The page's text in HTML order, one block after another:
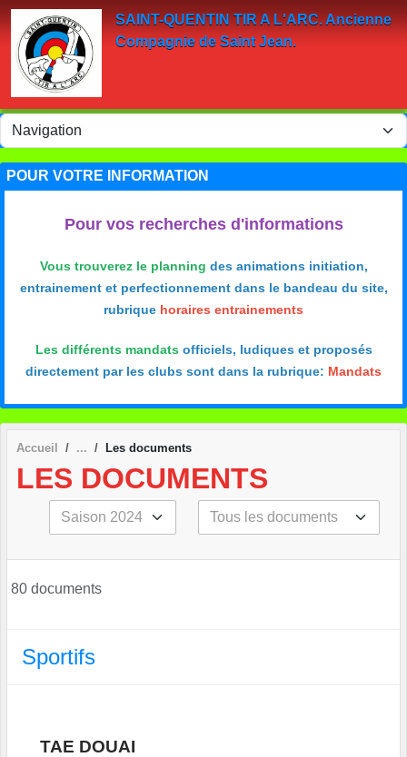
SAINT-QUENTIN TIR A L'ARC. Ancienne
Compagnie de Saint Jean.
Accueil Les documents
LES DOCUMENTS
80 documents
Sportifs
TAE DOUAI
POUR VOTRE INFORMATION
Pour vos recherches d'informations
Vous trouverez le planning des animations initiation,
entrainement et perfectionnement dans le bandeau du site,
rubrique horaires entrainements
Les différents mandatsofficiels, ludiques et proposés
directement par les clubs sont dans la rubrique: Mandats
Panneau de gestion des cookies